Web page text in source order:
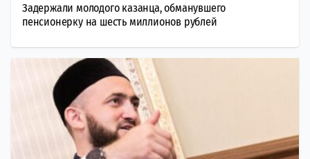
Задержали молодого казанца, обманувшего
пенсионерку на шесть миллионов рублей